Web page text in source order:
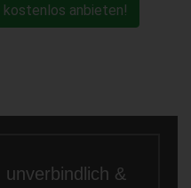
anbieten!
&